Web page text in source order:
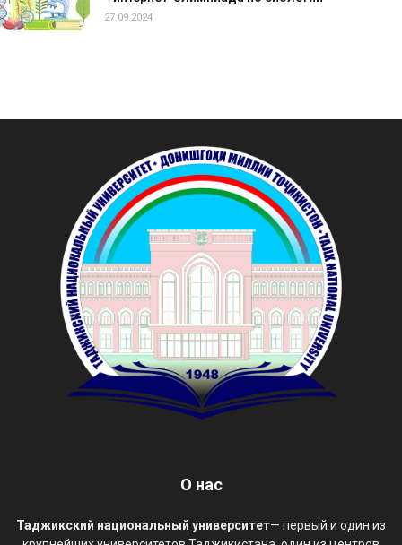
27.09.2024
О нас
Таджикский национальный университет— первый и один из